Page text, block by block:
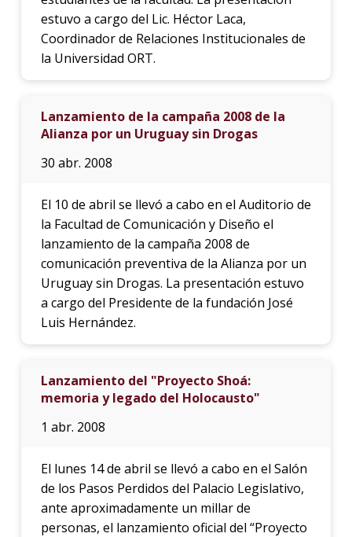
estuvo a cargo del Lic. Héctor Laca,
Coordinador de Relaciones Institucionales de
la Universidad ORT.
Lanzamiento de la campaña 2008 de la
Alianza por un Uruguay sin Drogas
30 abr. 2008
El 10 de abril se llevó a cabo en el Auditorio de
la Facultad de Comunicación y Diseño el
lanzamiento de la campaña 2008 de
comunicación preventiva de la Alianza por un
Uruguay sin Drogas. La presentación estuvo
a cargo del Presidente de la fundación José
Luis Hernández.
Lanzamiento del "Proyecto Shoá:
memoria y legado del Holocausto"
1 abr. 2008
El lunes 14 de abril se llevó a cabo en el Salón
de los Pasos Perdidos del Palacio Legislativo,
ante aproximadamente un millar de
personas, el lanzamiento oficial del “Proyecto